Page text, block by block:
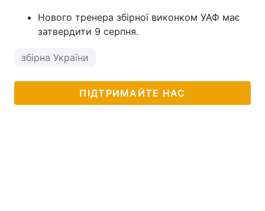
Нового тренера збірної виконком УАФ має
затвердити 9 серпня.
збірна України
ПІДТРИМАЙТЕ НАС